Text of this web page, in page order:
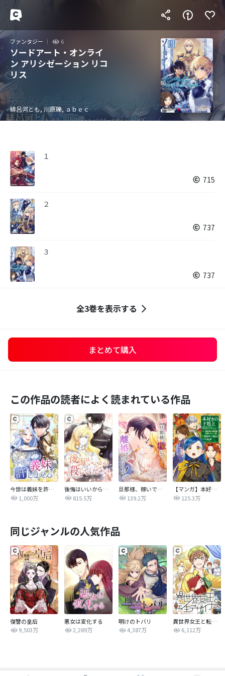
ファンタジー 6
ソードアート・オンライ
ン アリシゼーション リコ
リス
緋呂河とも, 川原礫, ａｂｅｃ
１
715
２
737
３
737
全3巻を表示する
まとめて購入
この作品の読者によく読まれている作品
今世は義妹を許しません
1,000万
後悔はいいから殺してください
815.5万
旦那様、稼いで離婚させていただきます！
139.2万
【マンガ】本好きの下剋上 第四部
125.3万
同じジャンルの人気作品
復讐の皇后
9,503万
悪女は変化する
2,289万
明けのトバリ
4,387万
異世界女王と転生デザイナー
6,112万